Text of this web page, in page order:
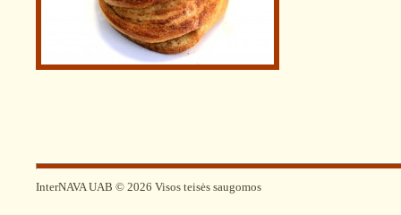
InterNAVA UAB © 2026 Visos teisės saugomos